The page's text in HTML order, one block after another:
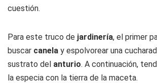
cuestión.
Para este truco de jardinería, el primer
buscar canela y espolvorear una
sustrato del anturio. A continuación,
la especia con la tierra de la maceta.